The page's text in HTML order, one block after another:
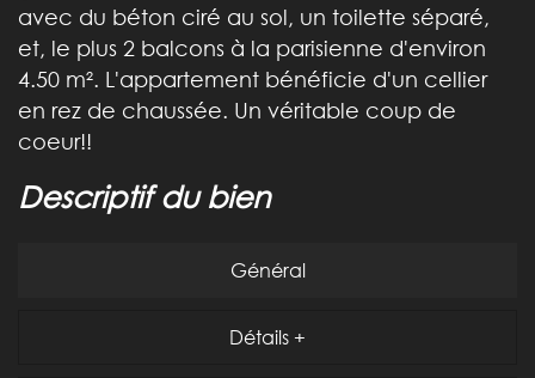
avec du béton ciré au sol, un toilette séparé,
et, le plus 2 balcons à la parisienne d'environ
4.50 m². L'appartement bénéficie d'un cellier
en rez de chaussée. Un véritable coup de
coeur!!
descriptif du bien
Général
Détails +